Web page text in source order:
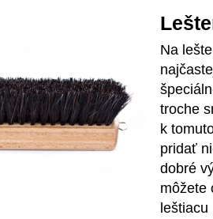
Na
troche
k
pridať
dobré
môžete